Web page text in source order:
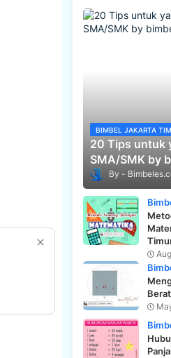
BIMBEL JAKARTA
20 Tips untuk
SMA/SMK by